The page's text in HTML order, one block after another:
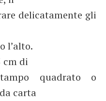
delicatamente gli
l’alto.
cm di
quadrato o
carta